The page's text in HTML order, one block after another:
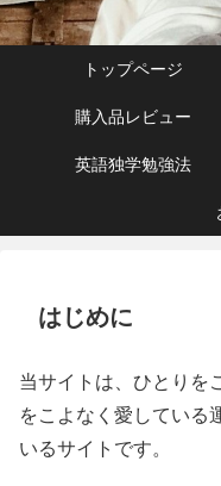
トップページ
購入品レビュー
英語独学勉強法
はじめに
当サイトは、ひとりを
をこよなく愛している
いるサイトです。